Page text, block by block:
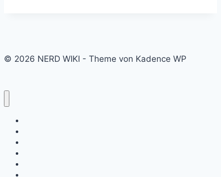
© 2026 NERD WIKI - Theme von Kadence WP